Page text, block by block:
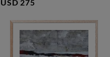
USD 275